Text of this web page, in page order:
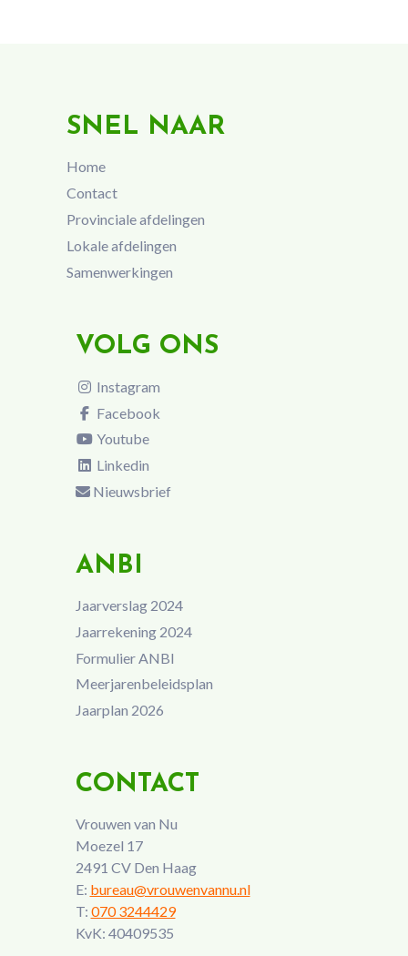
SNEL NAAR
Home
Contact
Provinciale afdelingen
Lokale afdelingen
Samenwerkingen
VOLG ONS
Instagram
Facebook
Youtube
Linkedin
Nieuwsbrief
ANBI
Jaarverslag 2024
Jaarrekening 2024
Formulier ANBI
Meerjarenbeleidsplan
Jaarplan 2026
CONTACT
Vrouwen van Nu
Moezel 17
2491 CV Den Haag
E: bureau@vrouwenvannu.nl
T: 070 3244429
KvK: 40409535